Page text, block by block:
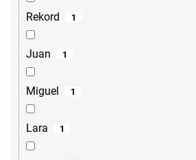
Rekord 1
Juan 1
Miguel 1
Lara 1